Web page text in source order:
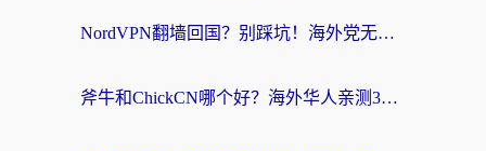
NordVPN翻墙回国？别踩坑！海外党无缝访问国内资源的真实指南
斧牛和ChickCN哪个好？海外华人亲测3款回国加速器+免费试用攻略